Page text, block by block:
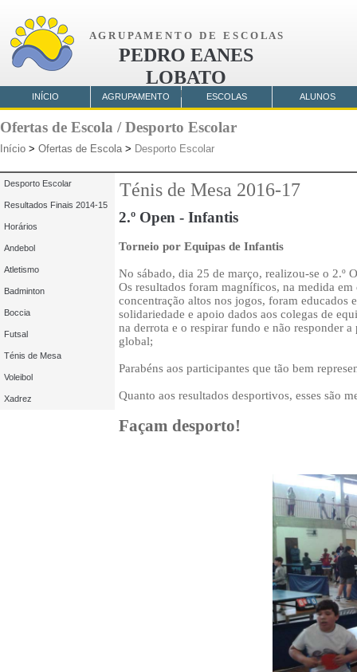
A G R U P A M E N T O D E E S C O L A S
PEDRO EANES
LOBATO
AMORA
Ténis de Mesa 2016-17
Início > Ofertas de Escola > Desporto Escolar
Ofertas de Escola / Desporto Escolar
2.º Open - Infantis
Torneio por Equipas de Infantis
No sábado, dia 25 de março, realizou-se o 2.º
Os resultados foram magníficos, na medida
concentração altos nos jogos, foram educados
solidariedade e apoio dados aos colegas de
na derrota e o respirar fundo e não responder
global;
Parabéns aos participantes que tão bem
Quanto aos resultados desportivos, esses são
Façam desporto!
Desporto Escolar
Resultados Finais 2014-15
Horários
Andebol
Atletismo
Badminton
Boccia
Futsal
Ténis de Mesa
Voleibol
Xadrez
INÍCIO AGRUPAMENTO ESCOLAS ALUNOS